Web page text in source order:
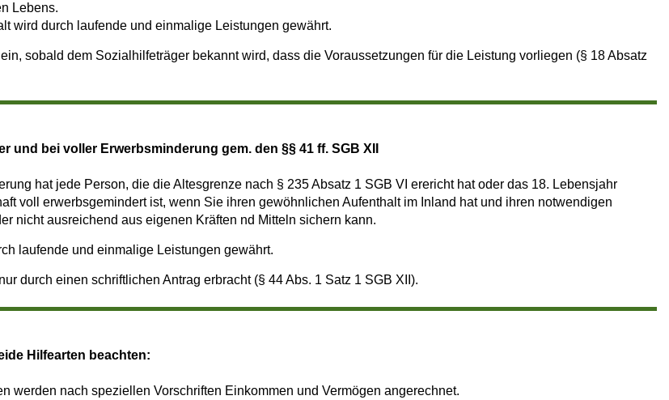
Lebens.
wird durch laufende und einmalige Leistungen gewährt.
sobald dem Sozialhilfeträger bekannt wird, dass die Voraussetzungen für die Leistung vorliegen (§ 18 Absatz
und bei voller Erwerbsminderung gem. den §§ 41 ff. SGB XII
hat jede Person, die die Altesgrenze nach § 235 Absatz 1 SGB VI erericht hat oder das 18. Lebensjahr
voll erwerbsgemindert ist, wenn Sie ihren gewöhnlichen Aufenthalt im Inland hat und ihren notwendigen
nicht ausreichend aus eigenen Kräften nd Mitteln sichern kann.
laufende und einmalige Leistungen gewährt.
durch einen schriftlichen Antrag erbracht (§ 44 Abs. 1 Satz 1 SGB XII).
Hilfearten beachten:
werden nach speziellen Vorschriften Einkommen und Vermögen angerechnet.